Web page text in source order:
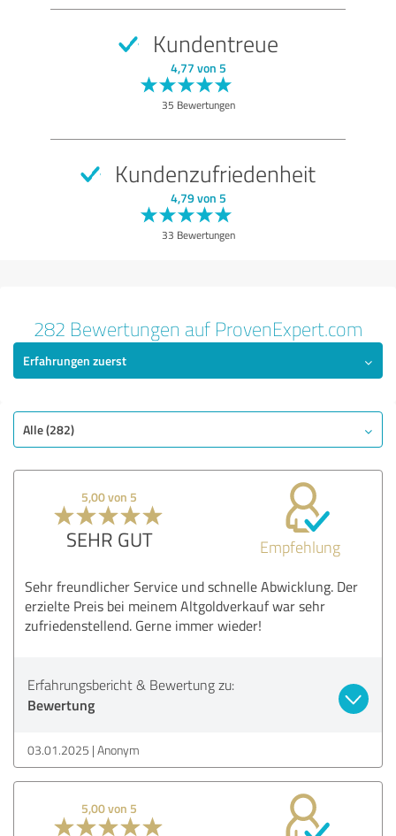
Kundentreue
4,77 von 5
35 Bewertungen
Kundenzufriedenheit
4,79 von 5
33 Bewertungen
282 Bewertungen auf ProvenExpert.com
Erfahrungen zuerst
Alle (282)
5,00 von 5
SEHR GUT Empfehlung
Sehr freundlicher Service und schnelle Abwicklung. Der
erzielte Preis bei meinem Altgoldverkauf war sehr
zufriedenstellend. Gerne immer wieder!
Erfahrungsbericht & Bewertung zu:
Bewertung
03.01.2025 Anonym
5,00 von 5